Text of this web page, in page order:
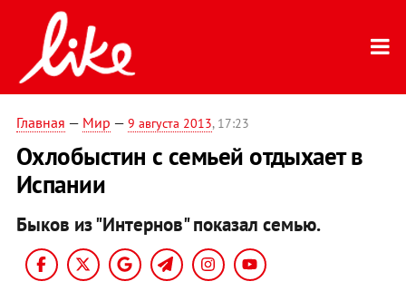
Главная — Мир — 9 августа 2013, 17:23
Охлобыстин с семьей отдыхает в
Испании
Быков из "Интернов" показал семью.